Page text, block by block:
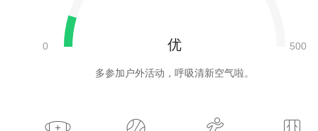
优
多参加户外活动，呼吸清新空气啦。